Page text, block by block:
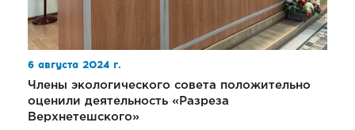
6 августа 2024 г.
Члены экологического совета положительно
оценили деятельность «Разреза
Верхнетешского»